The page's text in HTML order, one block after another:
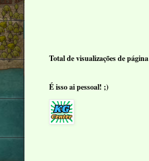
Total de visualizações de página
É isso ai pessoal! ;)